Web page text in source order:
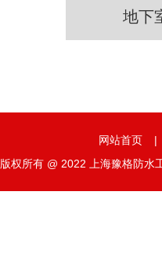
地下
网站首页
|
版权所有 @ 2022 上海豫格防水